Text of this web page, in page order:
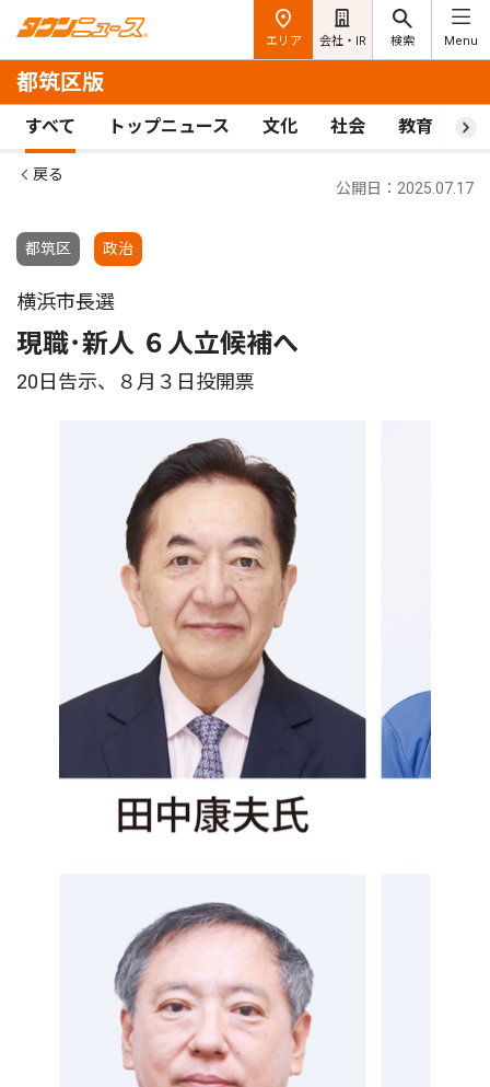
エリア 会社・IR 検索 Menu
都筑区版
すべて トップニュース 文化 社会 教育 ス
戻る
都筑区 政治
公開日：2025.07.17
横浜市長選
現職･新人 ６人立候補へ
20日告示、８月３日投開票